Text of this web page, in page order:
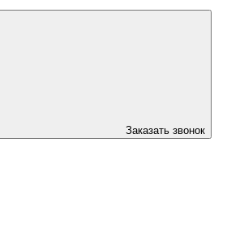
Заказать звонок